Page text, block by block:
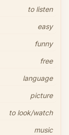
to listen
easy
funny
free
language
picture
to look/watch
music